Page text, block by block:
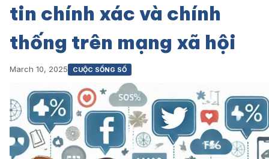
tin chính xác và chính
thống trên mạng xã hội
March 10, 2025 CUỘC SỐNG SỐ